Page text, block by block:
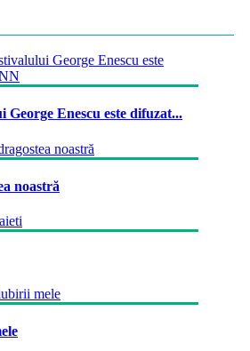
George Enescu este difuzat...
noastră